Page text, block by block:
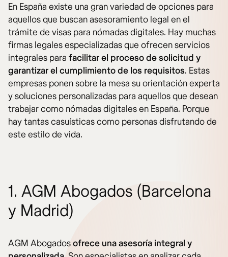
En España existe una gran variedad de opciones para
aquellos que buscan asesoramiento legal en el
trámite de visas para nómadas digitales. Hay muchas
firmas legales especializadas que ofrecen servicios
integrales para facilitar el proceso de solicitud y
garantizar el cumplimiento de los requisitos. Estas
empresas ponen sobre la mesa su orientación experta
y soluciones personalizadas para aquellos que desean
trabajar como nómadas digitales en España. Porque
hay tantas casuísticas como personas disfrutando de
este estilo de vida.
1. AGM Abogados (Barcelona
y Madrid)
AGM Abogadosofrece una asesoría integral y